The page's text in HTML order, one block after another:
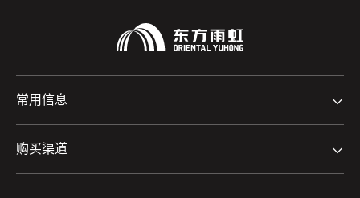
常用信息
购买渠道